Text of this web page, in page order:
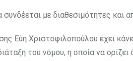
με διαθεσιμότητες και
Εύη Χριστοφιλοπούλου έχει
του νόμου, η οποία να